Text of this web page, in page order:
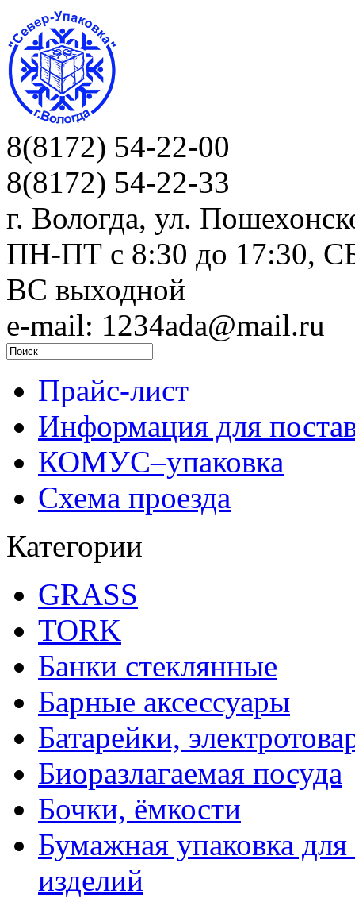
8(8172) 54-22-00
8(8172) 54-22-33
г. Вологда, ул.
ПН-ПТ c 8:30 до 17:30,
ВС выходной
e-mail: 1234ada@mail.ru
Прайс-лист
Информация для
КОМУС–упаковка
Схема проезда
Категории
GRASS
TORK
Банки стеклянные
Барные аксессуары
Батарейки,
Биоразлагаемая посуда
Бочки, ёмкости
Бумажная упаковка
изделий